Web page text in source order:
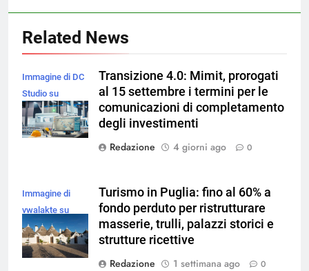
Related News
Immagine di DC
Studio su
Magnific
Transizione 4.0: Mimit, prorogati
al 15 settembre i termini per le
comunicazioni di completamento
degli investimenti
Redazione
4 giorni ago 0
Immagine di
vwalakte su
Magnific
Turismo in Puglia: fino al 60% a
fondo perduto per ristrutturare
masserie, trulli, palazzi storici e
strutture ricettive
Redazione
1 settimana ago 0